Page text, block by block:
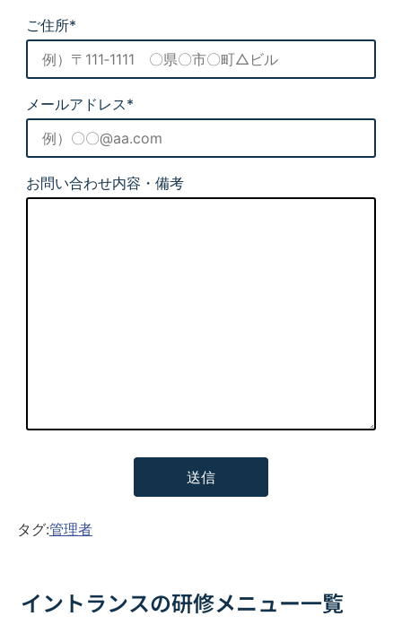
ご住所*
メールアドレス*
お問い合わせ内容・備考
タグ:管理者
イントランスの研修メニュー一覧